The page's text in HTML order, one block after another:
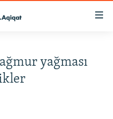
yağması